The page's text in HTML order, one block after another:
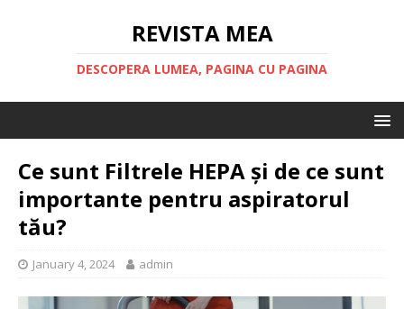
REVISTA MEA
DESCOPERA LUMEA, PAGINA CU PAGINA
Ce sunt Filtrele HEPA și de ce sunt
importante pentru aspiratorul
tău?
January 4, 2024 admin